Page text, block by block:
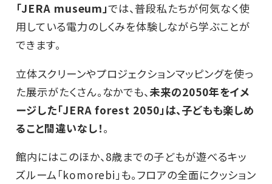
「JERA museum」では、普段私たちが何気なく使
用している電力のしくみを体験しながら学ぶことが
できます。
立体スクリーンやプロジェクションマッピングを使っ
た展示がたくさん。なかでも、 未来の2050年をイメ
ージした「JERA forest 2050」は、子どもも楽しめ
ること間違いなし！。
館内にはこのほか、8歳までの子どもが遊べるキッ
ズルーム「komorebi」も。フロアの全面にクッション